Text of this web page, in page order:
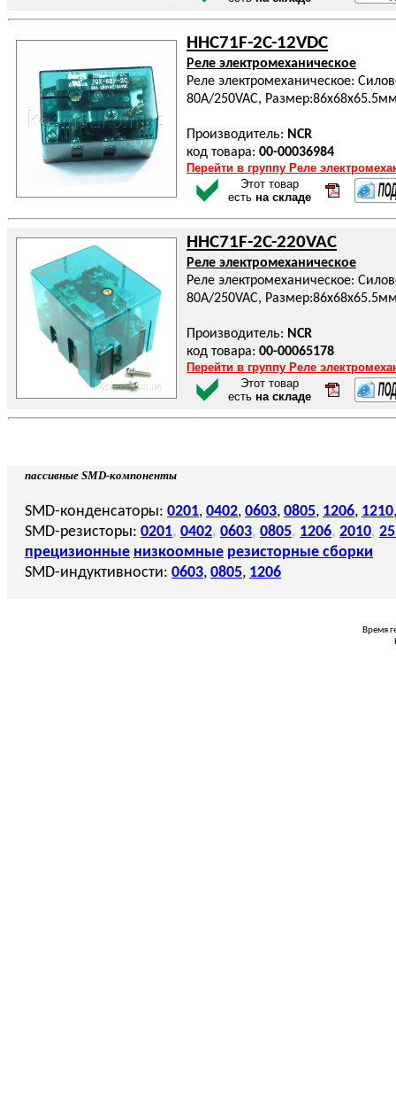
HHC71F-2C-12VDC
Реле электромеханическое
Реле электромеханическое:
80A/250VAC,
Производитель: NCR
код товара: 00-00036984
Перейти в группу Реле
Этот товар
есть на складе
HHC71F-2C-220VAC
Реле электромеханическое
Реле электромеханическое:
80A/250VAC,
Производитель: NCR
код товара: 00-00065178
Перейти в группу Реле
Этот товар
есть на складе
пассивные SMD-компоненты
SMD-конденсаторы: 0201, 0402, 0603, 0805, 1206, 1210,
SMD-резисторы: 0201, 0402, 0603, 0805, 1206, 2010,
прецизионные низкоомные резисторные сборки
SMD-индуктивности: 0603, 0805, 1206
Время